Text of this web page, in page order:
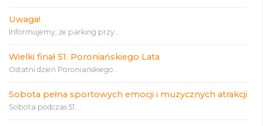
Uwaga!
Informujemy, że parking przy...
Wielki finał 51. Poroniańskiego Lata
Ostatni dzień Poroniańskiego...
Sobota pełna sportowych emocji i muzycznych atrakcji
Sobota podczas 51....